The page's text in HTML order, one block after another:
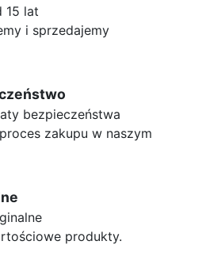
15 lat
i sprzedajemy
bezpieczeństwa
zakupu w naszym
produkty.